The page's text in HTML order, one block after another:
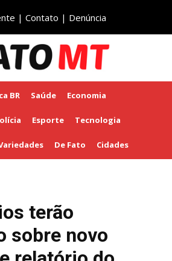
| Contato | Denúncia
BR Saúde Economia
Esporte Tecnologia
De Fato Cidades
terão
sobre novo